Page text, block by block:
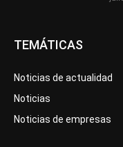
TEMÁTICAS
Noticias de actualidad
Noticias
Noticias de empresas